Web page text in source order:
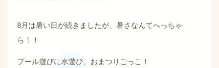
8月は暑い日が続きましたが、暑さなんてへっちゃ
ら！！
プール遊びに水遊び、おまつりごっこ！